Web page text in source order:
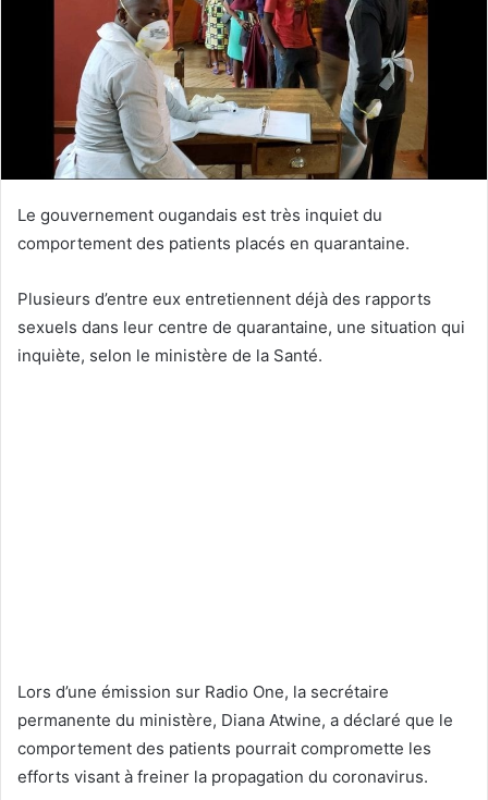
Le gouvernement ougandais est très inquiet du
comportement des patients placés en quarantaine.
Plusieurs d’entre eux entretiennent déjà des rapports
sexuels dans leur centre de quarantaine, une situation qui
inquiète, selon le ministère de la Santé.
Lors d’une émission sur Radio One, la secrétaire
permanente du ministère, Diana Atwine, a déclaré que le
comportement des patients pourrait compromette les
efforts visant à freiner la propagation du coronavirus.